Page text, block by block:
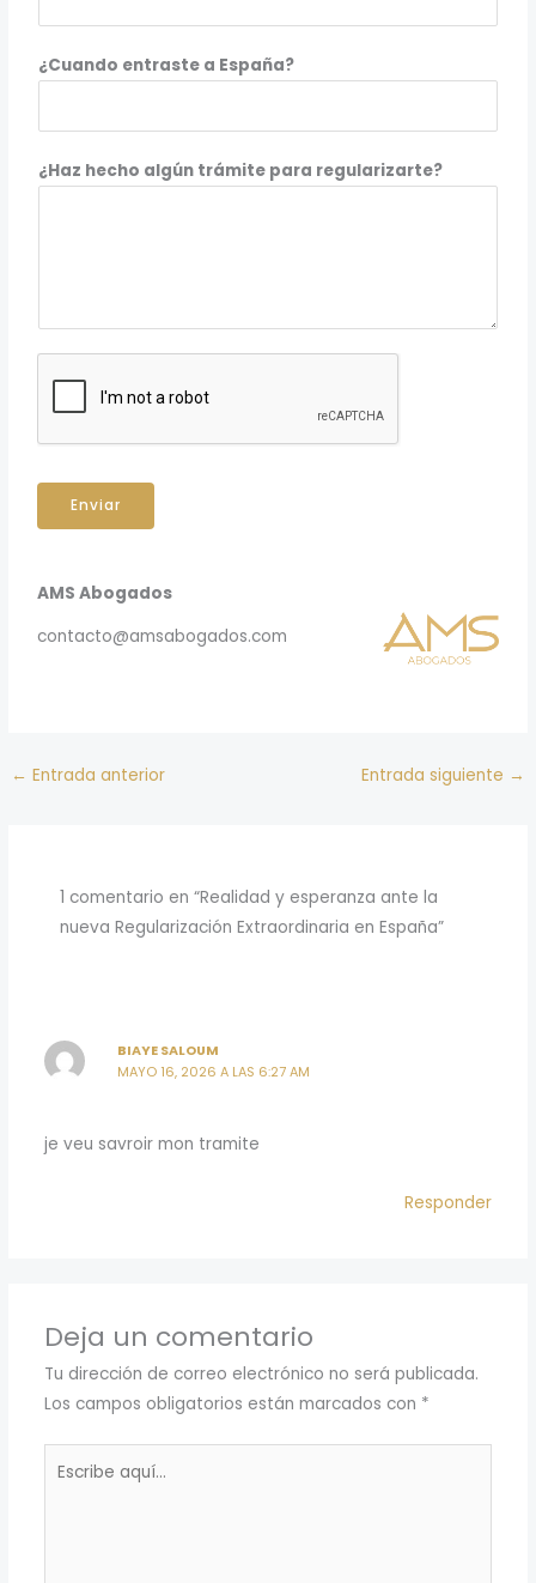
t
*
p
¿Cuando entraste a España?
¿Haz hecho algún trámite para regularizarte?
Enviar
AMS Abogados
contacto@amsabogados.com
← Entrada anterior Entrada siguiente →
1 comentario en “Realidad y esperanza ante la
nueva Regularización Extraordinaria en España”
BIAYE SALOUM
MAYO 16, 2026 A LAS 6:27 AM
je veu savroir mon tramite
Responder
Deja un comentario
Tu dirección de correo electrónico no será publicada.
Los campos obligatorios están marcados con *